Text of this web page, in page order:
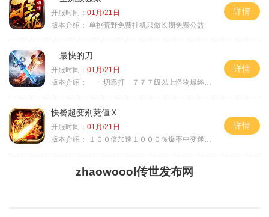
开服时间： 01月/21日
版本介绍： 单挑荒野免费挂机只做长期免费公益
详情
最快的刀
开服时间： 01月/21日
版本介绍：
一切靠打 ７７７级以上怪物爆终极
详情
快餐超变别茺値Ｘ
开服时间： 01月/21日
版本介绍：
１００倍加速１０００％爆率中变迷失单职
详情
zhaowoool传世发布网